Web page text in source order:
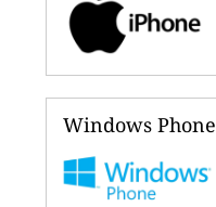
Windows Phone